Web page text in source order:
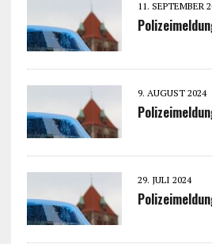
11. SEPTEMBER
9. AUGUST 2024
29. JULI 2024